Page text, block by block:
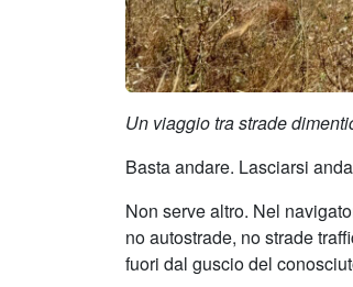
Un viaggio tra strade
Basta andare. Lasciarsi
Non serve altro. Nel
no autostrade, no strade
fuori dal guscio del